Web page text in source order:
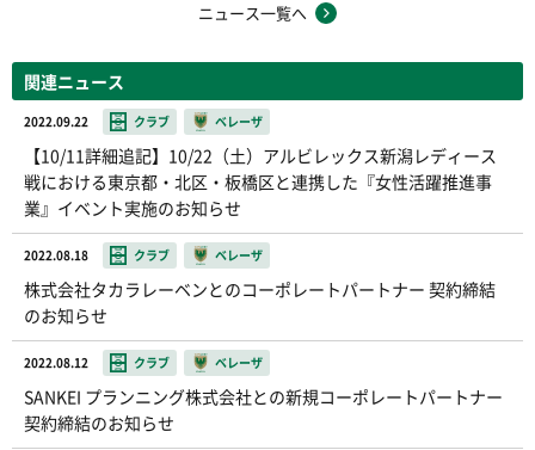
ニュース一覧へ
関連ニュース
2022.09.22 クラブ ベレーザ
【10/11詳細追記】10/22（土）アルビレックス新潟レディース
戦における東京都・北区・板橋区と連携した『女性活躍推進事
業』イベント実施のお知らせ
2022.08.18 クラブ ベレーザ
株式会社タカラレーベンとのコーポレートパートナー 契約締結
のお知らせ
2022.08.12 クラブ ベレーザ
SANKEI プランニング株式会社との新規コーポレートパートナー
契約締結のお知らせ